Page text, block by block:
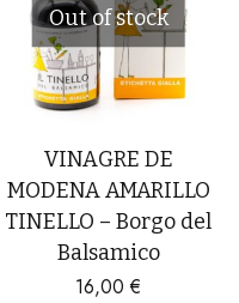
Out of stock
VINAGRE DE
MODENA AMARILLO
TINELLO – Borgo del
Balsamico
16,00€